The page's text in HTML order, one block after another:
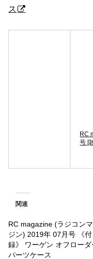
ス
RC
号 [
関連
RC magazine (ラジコン
ジン) 2019年 07月号 《付
録》 ワーゲン オフローダ
パーツケース